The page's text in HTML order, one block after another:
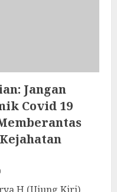
Jangan
Covid 19